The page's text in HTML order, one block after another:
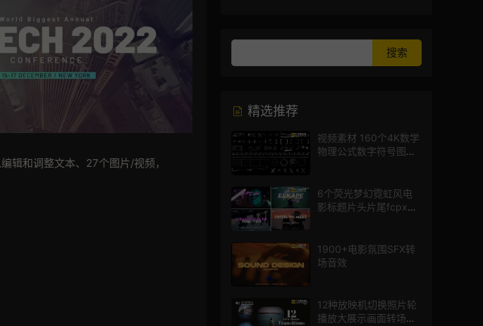
辑和调整文本、27个图片/视频，
精选推荐
视频素材 160个4K数学
物理公式数字符号图标
6个荧光梦幻霓虹风电
影标题片头片尾fcpx插
1900+电影氛围SFX转
场音效
12种放映机切换照片轮
播放大展示画面转场动